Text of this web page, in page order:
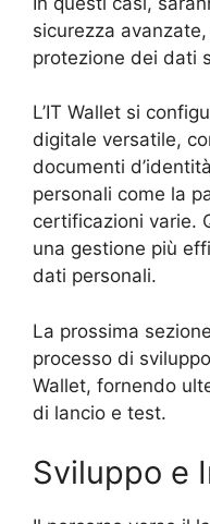
sicurezza
protezione dei dati
L’IT Wallet si
digitale versatile,
documenti
personali come la
certificazioni varie.
una gestione più
dati personali.
La prossima
processo di
Wallet, fornendo
di lancio e test.
Sviluppo e